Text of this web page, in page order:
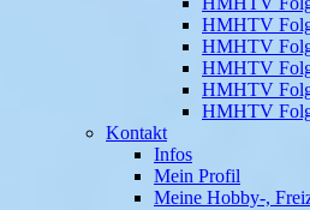
HMHTV
HMHTV
HMHTV
HMHTV
HMHTV
Kontakt
Infos
Mein Profil
Meine Hobby-,